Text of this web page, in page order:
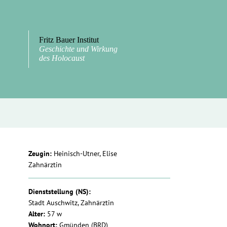
Fritz Bauer Institut
Geschichte und Wirkung
des Holocaust
Zeugin: Heinisch-Utner, Elise
Zahnärztin
Dienststellung (NS):
Stadt Auschwitz, Zahnärztin
Alter: 57 w
Wohnort: Gmünden (BRD)